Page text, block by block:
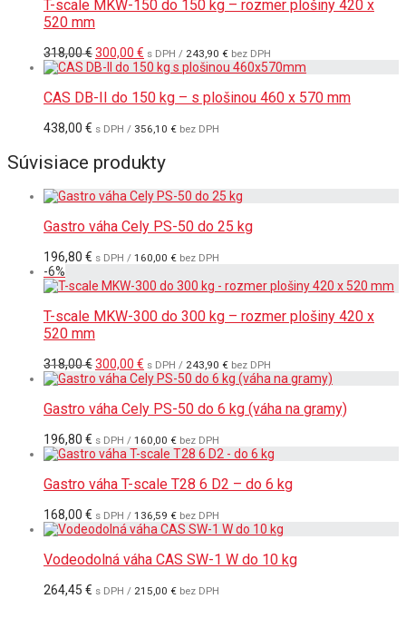
T-scale MKW-150 do 150 kg – rozmer plošiny 420 x
520 mm
318,00€Pôvodná
cena
318,00 €.
300,00 € Aktuálna
cena
300,00 €.
s DPH / 243,90 € bez DPH
CAS DB-II do 150 kg – s plošinou 460 x 570 mm
438,00 € s DPH / 356,10 € bez DPH
Súvisiace produkty
Gastro váha Cely PS-50 do 25 kg
196,80 € s DPH / 160,00 € bez DPH
-6%
T-scale MKW-300 do 300 kg – rozmer plošiny 420 x
520 mm
318,00€Pôvodná
cena
318,00 €.
300,00 € Aktuálna
cena
300,00 €.
s DPH / 243,90 € bez DPH
Gastro váha Cely PS-50 do 6 kg (váha na gramy)
196,80 € s DPH / 160,00 € bez DPH
Gastro váha T-scale T28 6 D2 – do 6 kg
168,00 € s DPH / 136,59 € bez DPH
Vodeodolná váha CAS SW-1 W do 10 kg
264,45 € s DPH / 215,00 € bez DPH